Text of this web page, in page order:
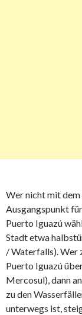
Wer nicht mit dem
Ausgangspunkt
Puerto Iguazú
Stadt etwa
/ Waterfalls). Wer
Puerto Iguazú
Mercosul), dann
zu den
unterwegs ist,